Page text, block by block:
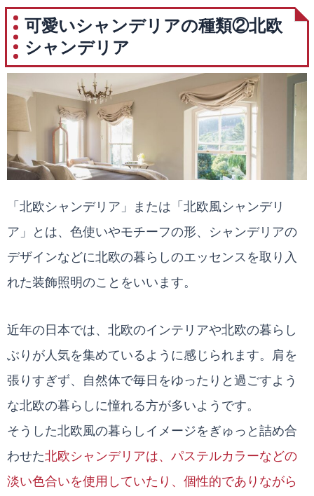
可愛いシャンデリアの種類②北欧
シャンデリア
「北欧シャンデリア」または「北欧風シャンデリ
ア」とは、色使いやモチーフの形、シャンデリアの
デザインなどに北欧の暮らしのエッセンスを取り入
れた装飾照明のことをいいます。
近年の日本では、北欧のインテリアや北欧の暮らし
ぶりが人気を集めているように感じられます。肩を
張りすぎず、自然体で毎日をゆったりと過ごすよう
な北欧の暮らしに憧れる方が多いようです。
そうした北欧風の暮らしイメージをぎゅっと詰め合
わせた北欧シャンデリアは、パステルカラーなどの
淡い色合いを使用していたり、個性的でありながら